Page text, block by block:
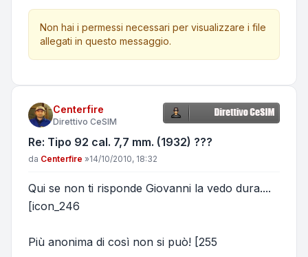
Non hai i permessi necessari per visualizzare i file
allegati in questo messaggio.
Centerfire
Direttivo CeSIM
Re: Tipo 92 cal. 7,7 mm. (1932) ???
Messaggio
da Centerfire »14/10/2010, 18:32
Qui se non ti risponde Giovanni la vedo dura....
[icon_246
Più anonima di così non si può! [255